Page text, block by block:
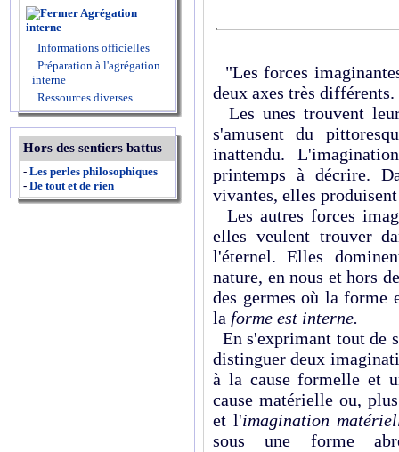
Agrégation
interne
Informations officielles
Préparation à l'agrégation
interne
Ressources diverses
Hors des sentiers battus
- Les perles philosophiques
- De tout et de rien
"Les forces
deux axes très différents.
Les unes trouvent
s'amusent du
inattendu.
printemps à décrire.
vivantes, elles
Les autres forces
elles veulent trouver
l'éternel. Elles
nature, en nous et hors
des germes où la forme
la forme est interne.
En s'exprimant tout de
distinguer deux
à la cause formelle et
cause matérielle ou,
et l'imagination
sous une forme